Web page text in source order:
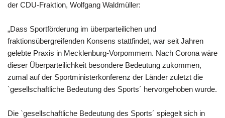
der CDU-Fraktion, Wolfgang Waldmüller:
„Dass Sportförderung im überparteilichen und
fraktionsübergreifenden Konsens stattfindet, war seit Jahren
gelebte Praxis in Mecklenburg-Vorpommern. Nach Corona wäre
dieser Überparteilichkeit besondere Bedeutung zukommen,
zumal auf der Sportministerkonferenz der Länder zuletzt die
`gesellschaftliche Bedeutung des Sports´ hervorgehoben wurde.
Die `gesellschaftliche Bedeutung des Sports´ spiegelt sich in